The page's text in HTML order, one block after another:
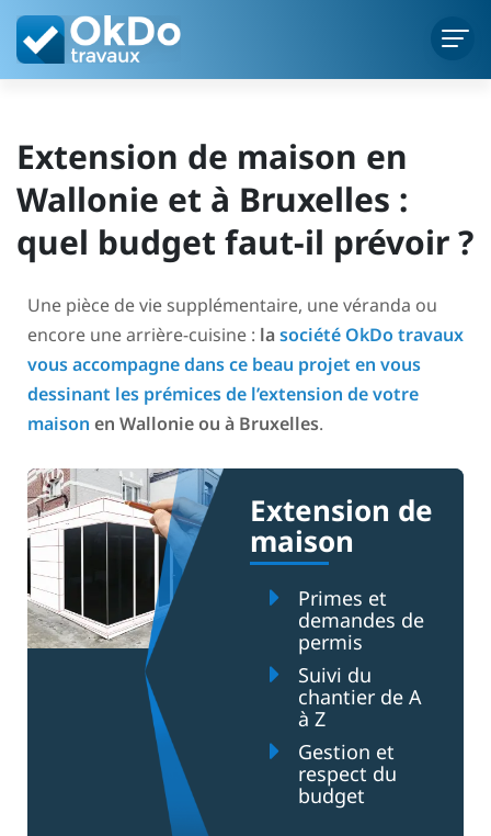
Extension de maison en
Wallonie et à Bruxelles :
quel budget faut-il prévoir ?
Une pièce de vie supplémentaire, une véranda ou
encore une arrière-cuisine : lasociété OkDo travaux
vous accompagne dans ce beau projet en vous
dessinant les prémices de l’extension de votre
maison en Wallonie ou à Bruxelles.
Extension de
maison
Primes et
demandes de
permis
Suivi du
chantier de A
à Z
Gestion et
respect du
budget